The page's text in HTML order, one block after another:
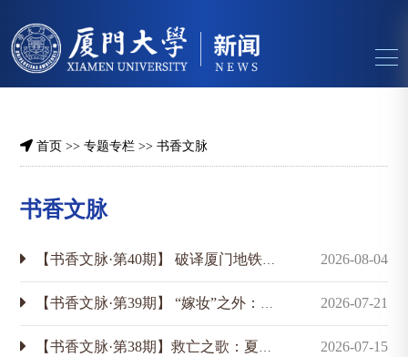
首页 >>专题专栏 >>书香文脉
书香文脉
【书香文脉·第40期】 破译厦门地铁播报“恰恰恰”的密码本 2026-08-04
【书香文脉·第39期】 “嫁妆”之外：福建省研究院社会科学研究所旧藏一瞥 2026-07-21
【书香文脉·第38期】救亡之歌：夏之秋编、陈嘉庚序《民族呼声歌集》 2026-07-15